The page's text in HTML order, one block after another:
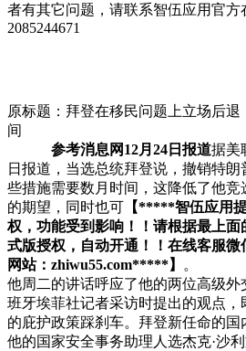
者有其它问题，请联系智伍应用官方
2085244671
原标题：拜登在移民问题上立场后
间
参考消息网12月24日报道据美
日报道，当选总统拜登说，撤销特
些措施需要数月时间，这降低了他
的期望，同时也可 【*****智伍应用
权，功能受到影响！！请根据最上
式版授权，自动开通！！在线客服微
网站：zhiwu55.com*****】
。
他周二的讲话呼应了他的两位高级
班牙埃菲社记者采访时提出的观点
的庇护政策踩刹车。拜登新任命的国
他的国家安全事务助理人选杰克·沙